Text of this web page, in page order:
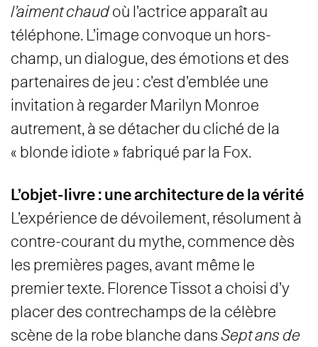
l’aiment chaudoù l’actrice apparaît au
téléphone. L’image convoque un hors-
champ, un dialogue, des émotions et des
partenaires de jeu : c’est d’emblée une
invitation à regarder Marilyn Monroe
autrement, à se détacher du cliché de la
« blonde idiote » fabriqué par la Fox.
L’objet-livre : une architecture de la vérité
L’expérience de dévoilement, résolument à
contre-courant du mythe, commence dès
les premières pages, avant même le
premier texte. Florence Tissot a choisi d’y
placer des contrechamps de la célèbre
scène de la robe blanche dansSept ans de